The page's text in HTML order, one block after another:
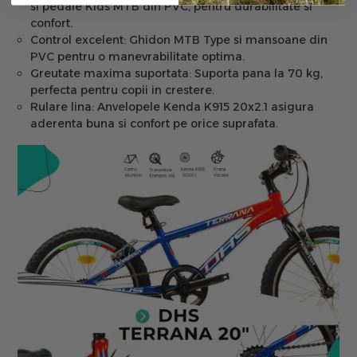
si pedale Kids MTB din PVC, pentru durabilitate si
confort.
Control excelent: Ghidon MTB Type si mansoane din
PVC pentru o manevrabilitate optima.
Greutate maxima suportata: Suporta pana la 70 kg,
perfecta pentru copii in crestere.
Rulare lina: Anvelopele Kenda K915 20x2.1 asigura
aderenta buna si confort pe orice suprafata.